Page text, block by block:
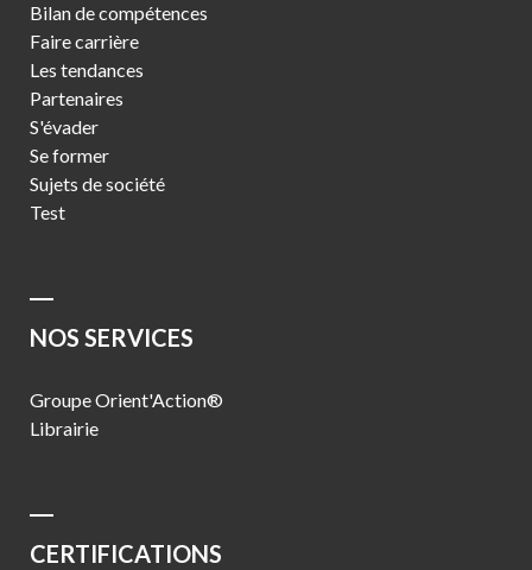
Bilan de compétences
Faire carrière
Les tendances
Partenaires
S'évader
Se former
Sujets de société
Test
NOS SERVICES
Groupe Orient'Action®
Librairie
CERTIFICATIONS